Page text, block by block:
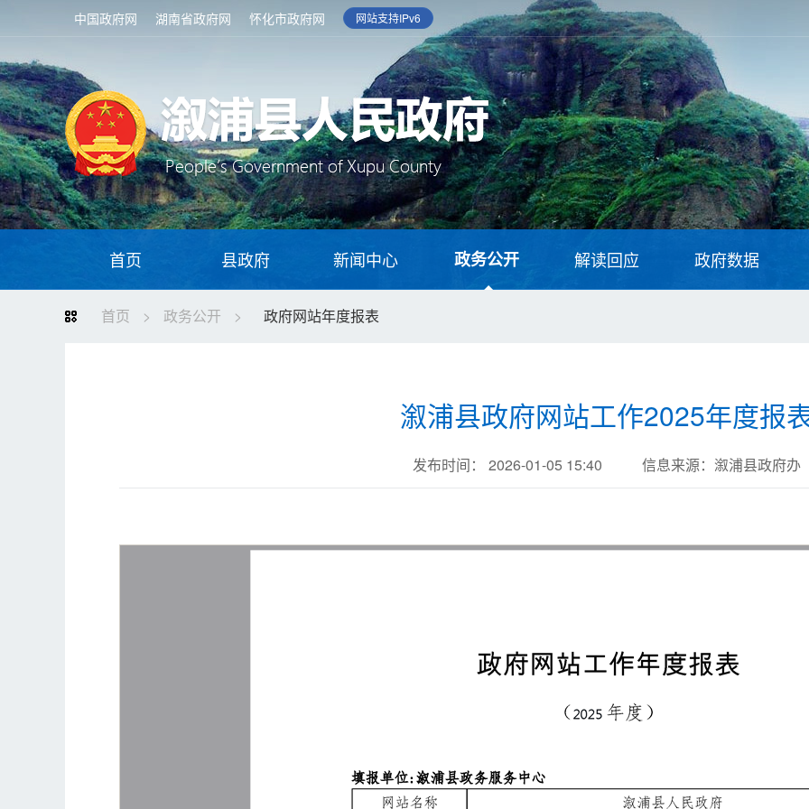
中国政府网 湖南省政府网 怀化市政府网 网站支持IPv6
首页 县政府 新闻中心 政务公开 解读回应 政府数据
首页 > 政务公开 > 政府网站年度报表
溆浦县政府网站工作2025年度报
发布时间： 2026-01-05 15:40 信息来源：溆浦县政府办